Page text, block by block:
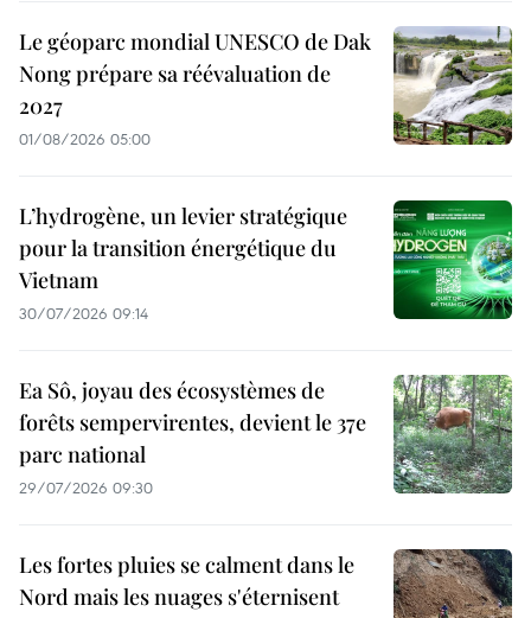
Le géoparc mondial UNESCO de Dak
Nong prépare sa réévaluation de
2027
01/08/2026 05:00
L’hydrogène, un levier stratégique
pour la transition énergétique du
Vietnam
30/07/2026 09:14
Ea Sô, joyau des écosystèmes de
forêts sempervirentes, devient le 37e
parc national
29/07/2026 09:30
Les fortes pluies se calment dans le
Nord mais les nuages s'éternisent